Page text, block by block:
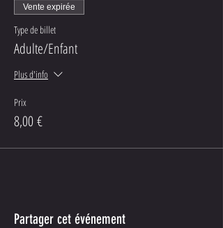
Vente expirée
Type de billet
Adulte/Enfant
Plus d'info
Prix
8,00 €
Partager cet événement